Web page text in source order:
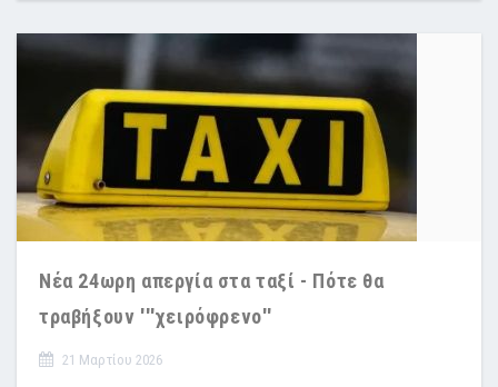
Νέα 24ωρη απεργία στα ταξί - Πότε θα
τραβήξουν '''χειρόφρενο''
21 Μαρτίου 2026